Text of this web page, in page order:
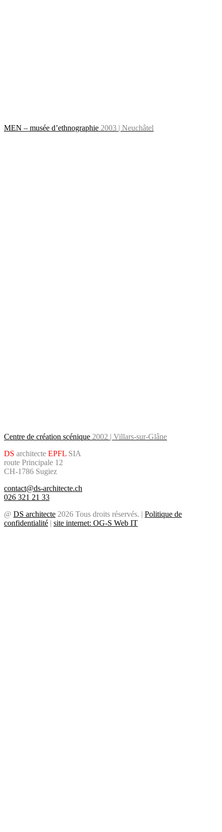
MEN – musée d’ethnographie 2003 | Neuchâtel
Centre de création scénique 2002 | Villars-sur-Glâne
DS architecte EPFL SIA
route Principale 12
CH-1786 Sugiez
contact@ds-architecte.ch
026 321 21 33
@ DS architecte 2026 Tous droits réservés. | Politique de
confidentialité | site internet: OG-S Web IT